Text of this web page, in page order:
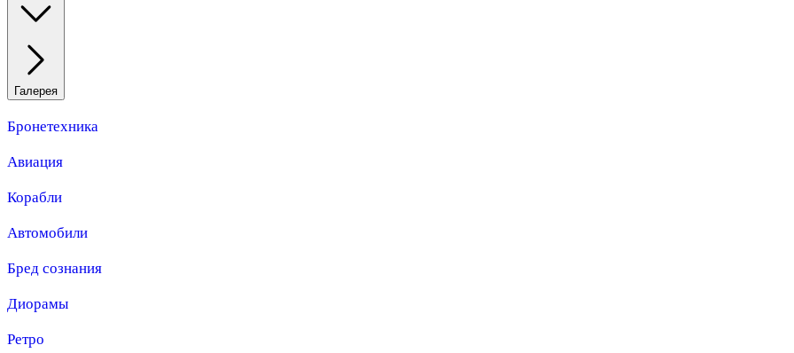
Галерея
Бронетехника
Авиация
Корабли
Автомобили
Бред сознания
Диорамы
Ретро